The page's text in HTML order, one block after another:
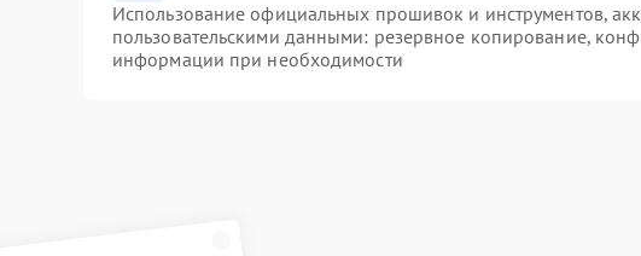
Использование официальных прошивок и инструментов,
пользовательскими данными: резервное копирование,
информации при необходимости